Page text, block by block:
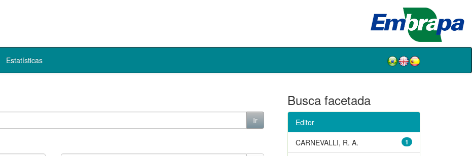
Estatísticas
Busca facetada
Editor
1
CARNEVALLI, R. A.